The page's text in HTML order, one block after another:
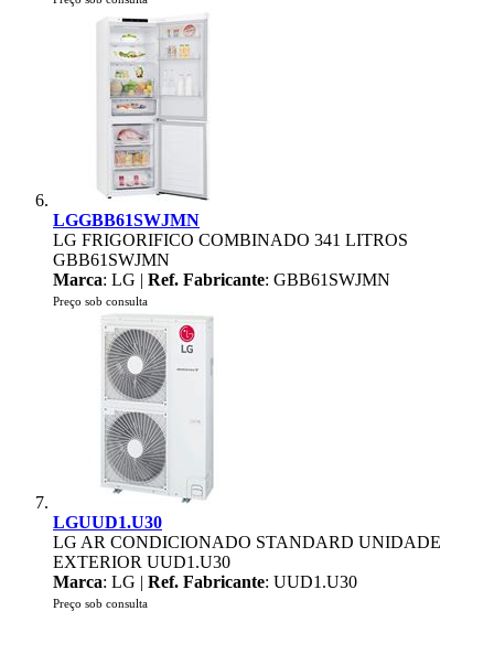
LGGBB61SWJMN
LG FRIGORIFICO COMBINADO 341 LITROS
GBB61SWJMN
Marca: LG | Ref. Fabricante: GBB61SWJMN
Preço sob consulta
LGUUD1.U30
LG AR CONDICIONADO STANDARD UNIDADE
EXTERIOR UUD1.U30
Marca: LG | Ref. Fabricante: UUD1.U30
Preço sob consulta